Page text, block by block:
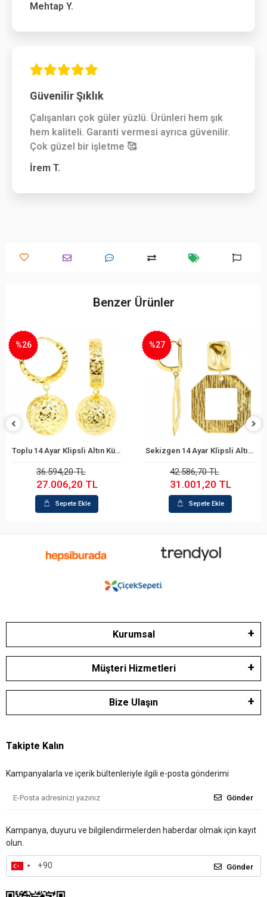
Mehtap Y.
Güvenilir Şıklık
Çalışanları çok güler yüzlü. Ürünleri hem şık
hem kaliteli. Garanti vermesi ayrıca güvenilir.
Çok güzel bir işletme 🥰
İrem T.
Benzer Ürünler
Sepete Ekle
Toplu 14 Ayar Klipsli Altın Küpe
%26
36.594,20 TL
27.006,20 TL
Sepete Ekle
Sepete Ekle
Sekizgen 14 Ayar Klipsli Altın Küpe
%27
42.586,70 TL
31.001,20 TL
Sepete Ekle
Kurumsal
Müşteri Hizmetleri
Bize Ulaşın
Takipte Kalın
Kampanyalarla ve içerik bültenleriyle ilgili e-posta gönderimi
Gönder
Kampanya, duyuru ve bilgilendirmelerden haberdar olmak için kayıt
olun.
Gönder